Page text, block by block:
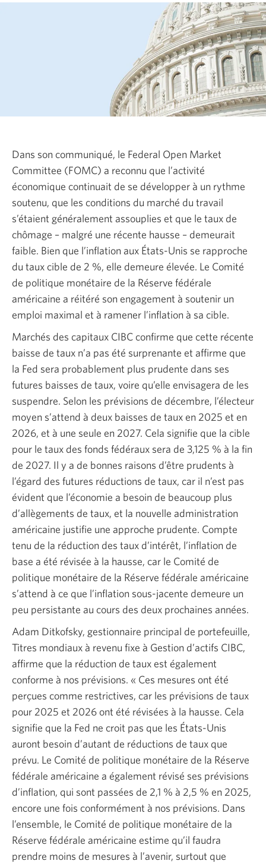
Dans son communiqué, le Federal Open Market
Committee (FOMC) a reconnu que l’activité
économique continuait de se développer à un rythme
soutenu, que les conditions du marché du travail
s’étaient généralement assouplies et que le taux de
chômage – malgré une récente hausse – demeurait
faible. Bien que l’inflation aux États-Unis se rapproche
du taux cible de 2 %, elle demeure élevée. Le Comité
de politique monétaire de la Réserve fédérale
américaine a réitéré son engagement à soutenir un
emploi maximal et à ramener l’inflation à sa cible.
Marchés des capitaux CIBC confirme que cette récente
baisse de taux n’a pas été surprenante et affirme que
la Fed sera probablement plus prudente dans ses
futures baisses de taux, voire qu’elle envisagera de les
suspendre. Selon les prévisions de décembre, l’électeur
moyen s’attend à deux baisses de taux en 2025 et en
2026, et à une seule en 2027. Cela signifie que la cible
pour le taux des fonds fédéraux sera de 3,125 % à la fin
de 2027. Il y a de bonnes raisons d’être prudents à
l’égard des futures réductions de taux, car il n’est pas
évident que l’économie a besoin de beaucoup plus
d’allègements de taux, et la nouvelle administration
américaine justifie une approche prudente. Compte
tenu de la réduction des taux d’intérêt, l’inflation de
base a été révisée à la hausse, car le Comité de
politique monétaire de la Réserve fédérale américaine
s’attend à ce que l’inflation sous-jacente demeure un
peu persistante au cours des deux prochaines années.
Adam Ditkofsky, gestionnaire principal de portefeuille,
Titres mondiaux à revenu fixe à Gestion d’actifs CIBC,
affirme que la réduction de taux est également
conforme à nos prévisions. « Ces mesures ont été
perçues comme restrictives, car les prévisions de taux
pour 2025 et 2026 ont été révisées à la hausse. Cela
signifie que la Fed ne croit pas que les États-Unis
auront besoin d’autant de réductions de taux que
prévu. Le Comité de politique monétaire de la Réserve
fédérale américaine a également révisé ses prévisions
d’inflation, qui sont passées de 2,1 % à 2,5 % en 2025,
encore une fois conformément à nos prévisions. Dans
l’ensemble, le Comité de politique monétaire de la
Réserve fédérale américaine estime qu’il faudra
prendre moins de mesures à l’avenir, surtout que